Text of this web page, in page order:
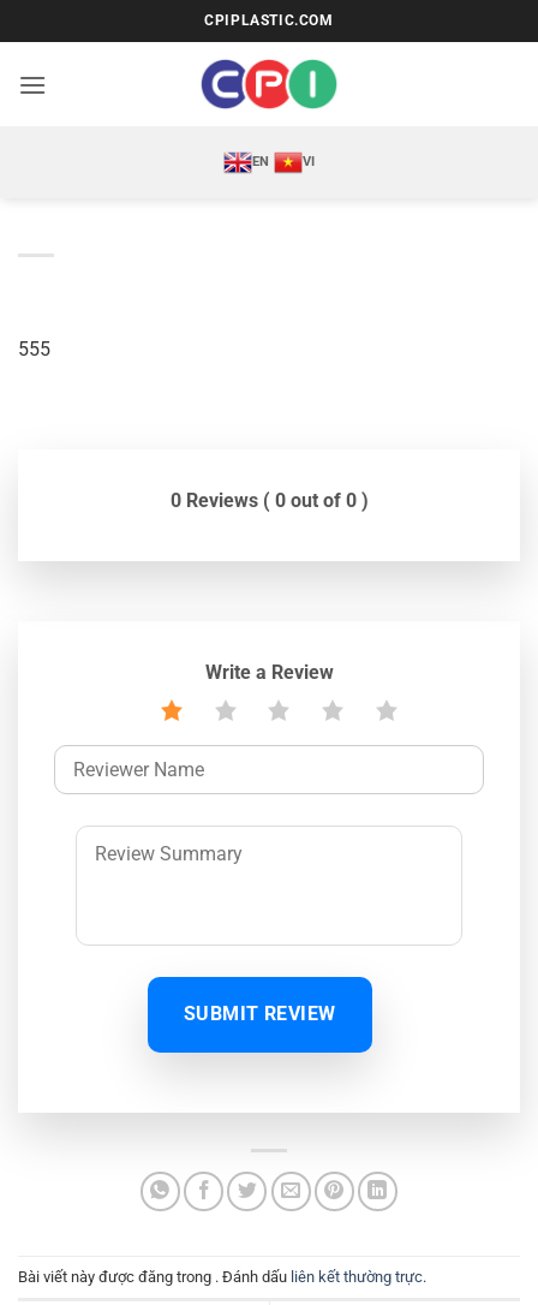
qua
nội
CPIPLASTIC.COM
EN VI
555
0 Reviews ( 0 out of 0 )
Write a Review
SUBMIT REVIEW
Bài viết này được đăng trong . Đánh dấu liên kết thường trực.